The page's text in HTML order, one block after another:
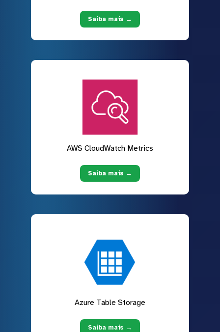
Saiba mais →
AWS CloudWatch Metrics
Saiba mais →
Azure Table Storage
Saiba mais →